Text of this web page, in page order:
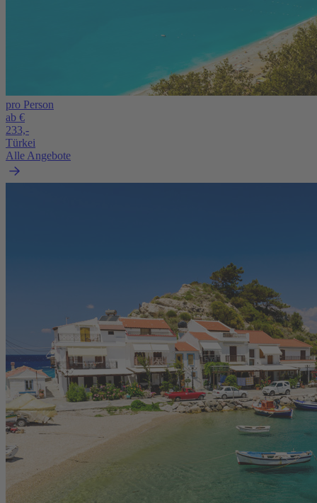
pro Person
ab €
233,-
Türkei
Alle Angebote